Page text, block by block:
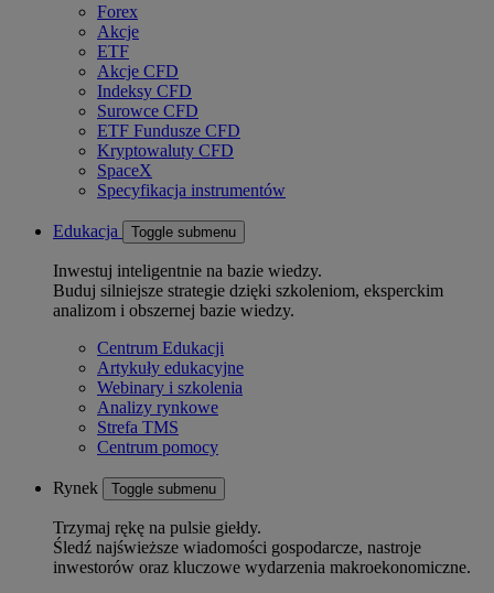
Forex
Akcje
ETF
Akcje CFD
Indeksy CFD
Surowce CFD
ETF Fundusze CFD
Kryptowaluty CFD
SpaceX
Specyfikacja instrumentów
Edukacja Toggle submenu
Inwestuj inteligentnie na bazie wiedzy.
Buduj silniejsze strategie dzięki szkoleniom, eksperckim
analizom i obszernej bazie wiedzy.
Centrum Edukacji
Artykuły edukacyjne
Webinary i szkolenia
Analizy rynkowe
Strefa TMS
Centrum pomocy
Rynek Toggle submenu
Trzymaj rękę na pulsie giełdy.
Śledź najświeższe wiadomości gospodarcze, nastroje
inwestorów oraz kluczowe wydarzenia makroekonomiczne.